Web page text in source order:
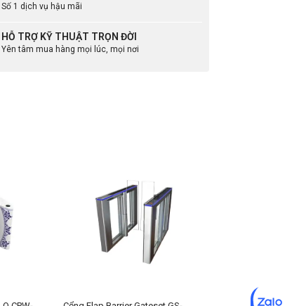
Số 1 dịch vụ hậu mãi
HỖ TRỢ KỸ THUẬT TRỌN ĐỜI
Yên tâm mua hàng mọi lúc, mọi nơi